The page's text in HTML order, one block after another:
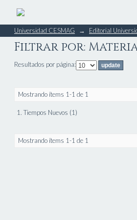
Filtrar por:
Universidad CESMAG → Editorial
Filtrar por:
Resultados por página:
Mostrando ítems 1-1 de 1
1. Tiempos Nuevos (1)
Mostrando ítems 1-1 de 1